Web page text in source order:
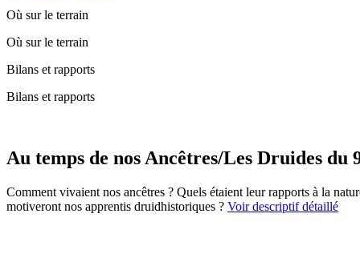
Où sur le terrain
Où sur le terrain
Bilans et rapports
Bilans et rapports
Au temps de nos Ancêtres/Les Druides du
Comment vivaient nos ancêtres ? Quels étaient leur rapports à la
motiveront nos apprentis druidhistoriques ? Voir descriptif détaillé